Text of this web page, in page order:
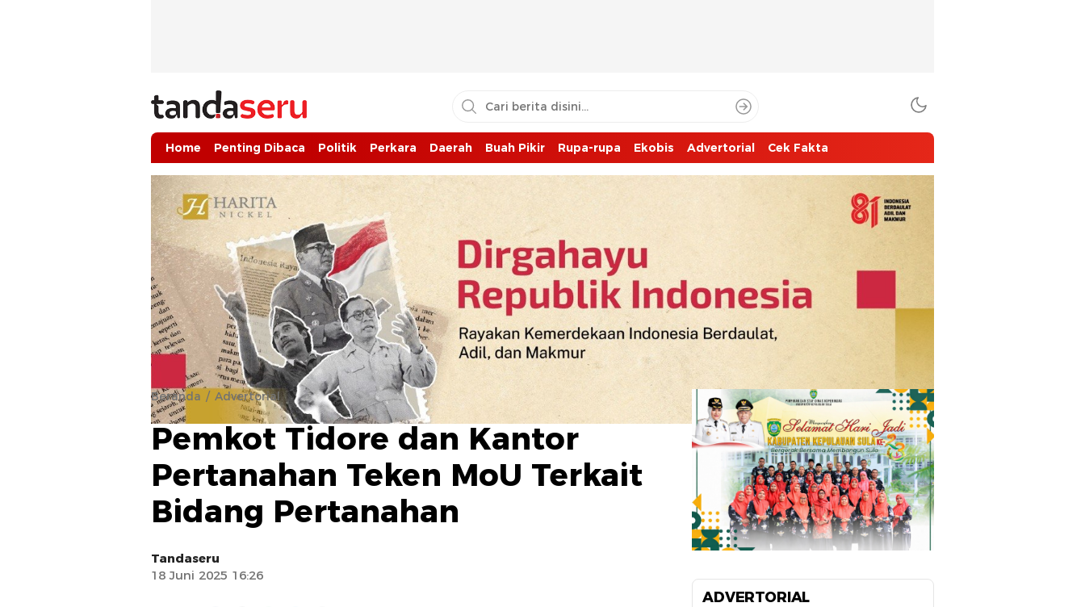
tandaseru.com | Penting Dibaca
tandaseru.com
Home Penting Dibaca Politik Perkara Daerah Buah Pikir Rupa-rupa Ekobis Advertorial Cek Fakta
Beranda Advertorial
Pemkot Tidore dan Kantor
Pertanahan Teken MoU Terkait
Bidang Pertanahan
Tandaseru
18 Juni 2025 16:26
ADVERTORIAL